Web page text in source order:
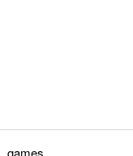
games